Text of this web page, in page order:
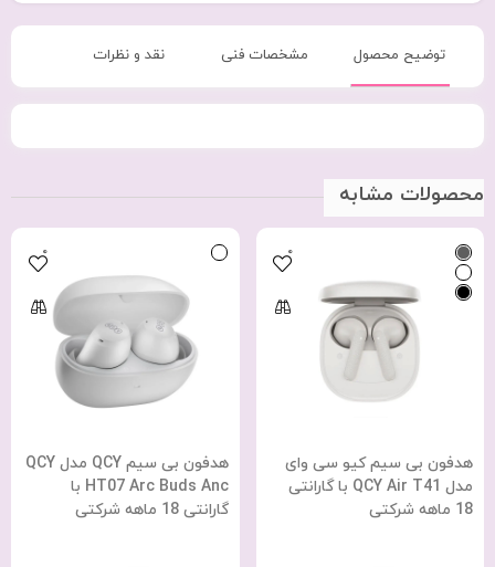
توضیح محصول مشخصات فنی نقد و نظرات
محصولات مشابه
هدفون بی سیم کیو سی وای
مدل QCY Air T41 با گارانتی
18 ماهه شرکتی
0
هدفون بی سیم QCY مدل QCY
HT07 Arc Buds Anc با
گارانتی 18 ماهه شرکتی
0